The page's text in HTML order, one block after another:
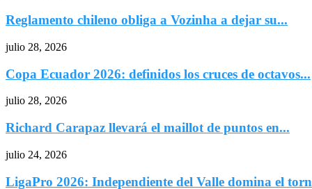
Reglamento chileno obliga a Vozinha a dejar su...
julio 28, 2026
Copa Ecuador 2026: definidos los cruces de octavos...
julio 28, 2026
Richard Carapaz llevará el maillot de puntos en...
julio 24, 2026
LigaPro 2026: Independiente del Valle domina el